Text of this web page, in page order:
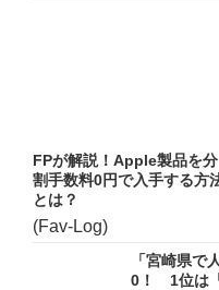
FPが解説！Apple製品を分
割手数料0円で入手する方
とは？
(Fav-Log)
「宮崎県で
0！ 1位は